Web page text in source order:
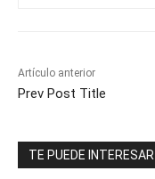
Artículo anterior
Prev Post Title
TE PUEDE INTERESAR